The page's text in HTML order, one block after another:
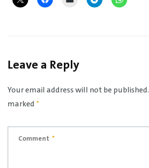
Leave a Reply
Your email address will not be published.
marked*
Comment *